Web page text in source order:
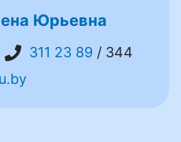
Юрьевна
311 23 89 / 344